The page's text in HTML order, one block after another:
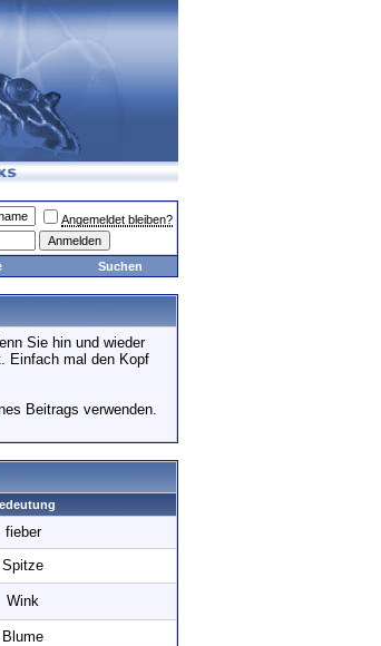
Angemeldet bleiben?
Suchen
Sie hin und wieder
Einfach mal den Kopf
Beitrags verwenden.
fieber
Spitze
Wink
Blume